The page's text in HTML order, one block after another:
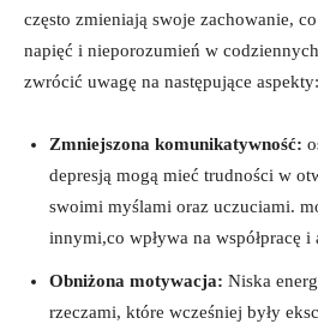
często zmieniają swoje zachowanie,
napięć⁢ i nieporozumień w
zwrócić uwagę ‍na następujące aspekty:
Zmniejszona⁣ komunikatywność:
depresją mogą ​mieć ⁣trudności w
swoimi⁢ myślami ⁤oraz uczuciami.
⁢innymi,co wpływa na ‍współpracę⁢ i
Obniżona motywacja: ⁣Niska
rzeczami, które wcześniej były